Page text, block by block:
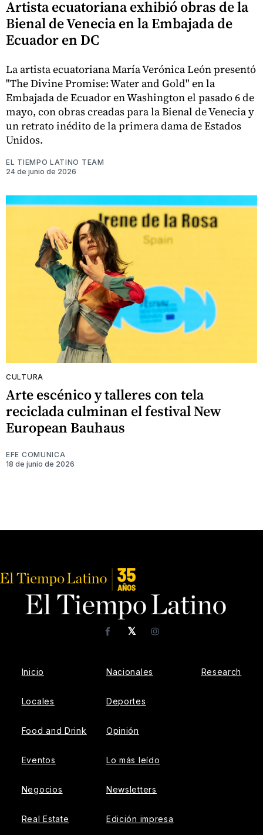
Artista ecuatoriana exhibió obras de la
Bienal de Venecia en la Embajada de
Ecuador en DC
La artista ecuatoriana María Verónica León presentó
"The Divine Promise: Water and Gold" en la
Embajada de Ecuador en Washington el pasado 6 de
mayo, con obras creadas para la Bienal de Venecia y
un retrato inédito de la primera dama de Estados
Unidos.
EL TIEMPO LATINO TEAM
24 de junio de 2026
CULTURA
Arte escénico y talleres con tela
reciclada culminan el festival New
European Bauhaus
EFE COMUNICA
18 de junio de 2026
𝕏
FacebookInstagram
Inicio
Locales
Food and Drink
Eventos
Negocios
Real Estate
Nacionales
Deportes
Opinión
Lo más leído
Newsletters
Edición impresa
Research